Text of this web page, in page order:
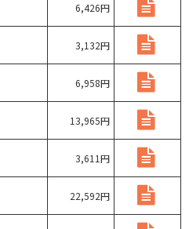
6,426円
3,132円
6,958円
13,965円
3,611円
22,592円